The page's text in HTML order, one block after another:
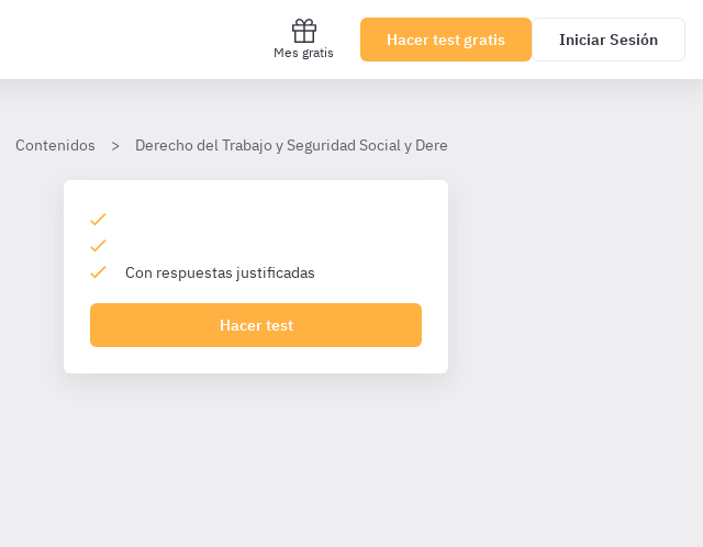
Mes gratis
Hacer test gratis Iniciar Sesión
Contenidos Derecho del Trabajo y Seguridad Social y Derecho Procesal Social - LAJ TL
Con respuestas justificadas
Hacer test